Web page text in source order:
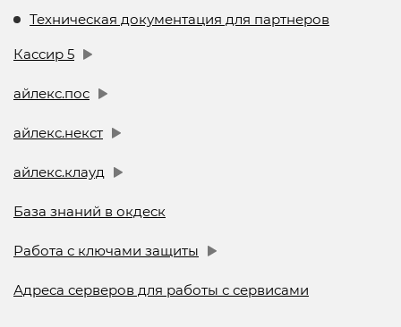
Техническая документация для партнеров
Кассир 5
айлекс.пос
айлекс.некст
айлекс.клауд
База знаний в окдеск
Работа с ключами защиты
Адреса серверов для работы с сервисами